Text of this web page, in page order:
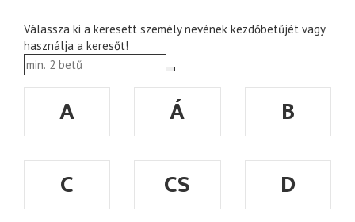
Válassza ki a keresett személy nevének kezdőbetűjét vagy
használja a keresőt!
A Á
B
C
CS
D